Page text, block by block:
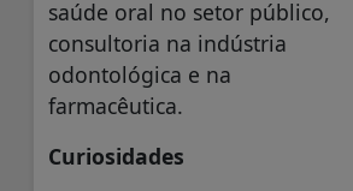
saúde oral no setor público,
consultoria na indústria
odontológica e na
farmacêutica.
Curiosidades